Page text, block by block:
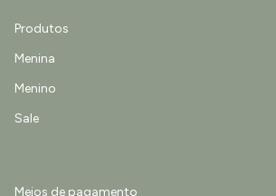
Produtos
Menina
Menino
Sale
Meios de pagamento